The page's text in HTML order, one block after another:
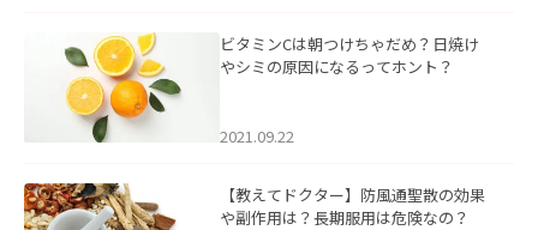
ビタミンCは朝つけちゃだめ？日焼け
やシミの原因になるってホント？
2021.09.22
【教えてドクター】防風通聖散の効果
や副作用は？長期服用は危険なの？